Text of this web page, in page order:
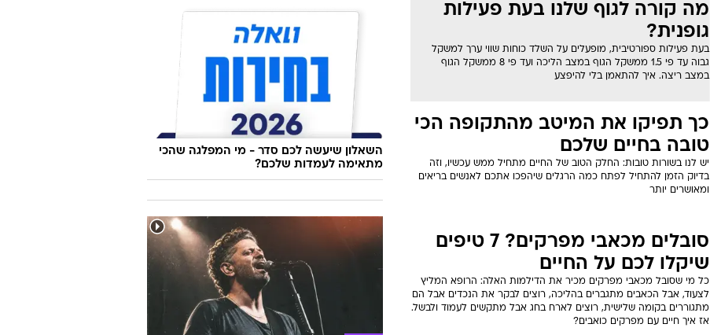
מה קורה לגוף שלנו בעת פעילות
גופנית?
בעת פעילות ספורטיבית, מופעלים על השלד כוחות שווי ערך למשקל
גבוה עד פי 1.5 ממשקל הגוף במצב הליכה ועד פי 8 ממשקל הגוף
במצב ריצה. איך להתאמן בלי להיפצע
כך תפיקו את המיטב מהתקופה הכי
טובה בחיים שלכם
יש לנו בשורות טובות: החלק הטוב של החיים מתחיל ממש עכשיו, וזה
בדיוק הזמן להתחיל לפתח כמה הרגלים שיהפכו אתכם לאנשים בריאים
ומאושרים יותר
סובלים מכאבי מפרקים? 7 טיפים
שיקלו לכם על החיים
כל מי שסובל מכאבי מפרקים מכיר את הדילמות האלה: הרופא המליץ
לצעוד, אבל הכאבים מתגברים בהליכה, רוצים לבקר את הנכדים אבל הם
מתגוררים בקומה שלישית, רוצים לארח בחג אבל מתקשים לעמוד ולבשל.
אז איך חיים עם מפרקים כואבים?
השאלון שיעשה לכם סדר - מי המפלגה שהכי
מתאימה לעמדות שלכם?